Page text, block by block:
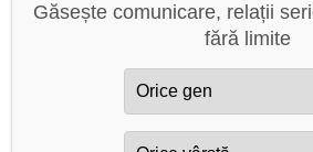
Găsește comunicare, relații
fără limite